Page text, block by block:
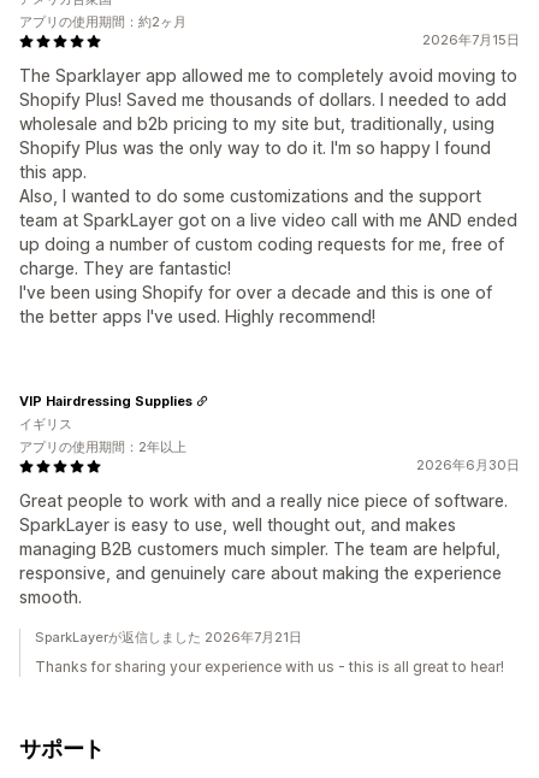
2026年7月15日
The Sparklayer app allowed me to completely avoid moving to
Shopify Plus! Saved me thousands of dollars. I needed to add
wholesale and b2b pricing to my site but, traditionally, using
Shopify Plus was the only way to do it. I'm so happy I found
this app.
Also, I wanted to do some customizations and the support
team at SparkLayer got on a live video call with me AND ended
up doing a number of custom coding requests for me, free of
charge. They are fantastic!
I've been using Shopify for over a decade and this is one of
the better apps I've used. Highly recommend!
アプリの使用期間：約2ヶ月
2026年6月30日
Great people to work with and a really nice piece of software.
SparkLayer is easy to use, well thought out, and makes
managing B2B customers much simpler. The team are helpful,
responsive, and genuinely care about making the experience
smooth.
VIP Hairdressing Supplies
イギリス
アプリの使用期間：2年以上
SparkLayerが返信しました 2026年7月21日
Thanks for sharing your experience with us - this is all great to hear!
サポート